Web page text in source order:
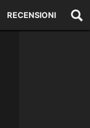
RECENSIONI